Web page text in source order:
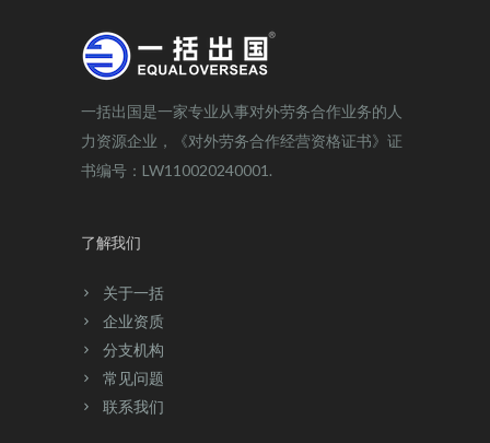
一括出国是一家专业从事对外劳务合作业务的人
力资源企业，《对外劳务合作经营资格证书》证
书编号：LW110020240001.
了解我们
关于一括
企业资质
分支机构
常见问题
联系我们